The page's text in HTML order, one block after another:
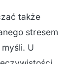
także
stresem
U